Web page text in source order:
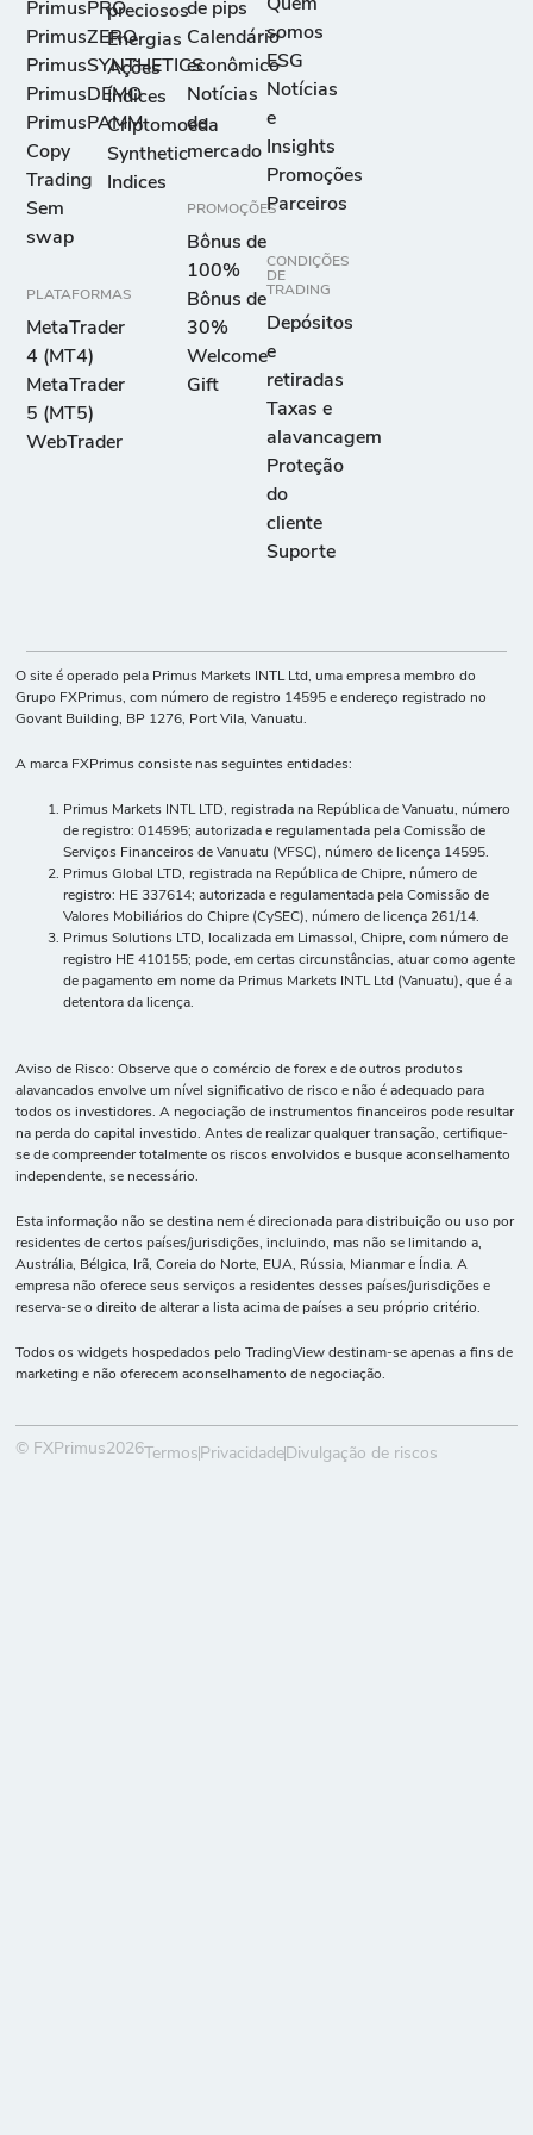
USD/JPY
Dólar dos EUA
x Iene Japonês
3 22
USD/ZAR
Dólar dos EUA
x Rand Sul-
Africano
5
PrimusPRO
PrimusZERO
PrimusSYNTHETICS
PrimusDEMO
PrimusPAMM
Copy
Trading
Sem
swap
PLATAFORMAS
MetaTrader
4 (MT4)
MetaTrader
5 (MT5)
WebTrader
preciosos
Energias
Ações
Índices
Criptomoeda
Synthetic
Indices
de pips
Calendário
econômico
Notícias
de
mercado
PROMOÇÕES
Bônus de
100%
Bônus de
30%
Welcome
Gift
Quem
somos
ESG
Notícias
e
Insights
Promoções
Parceiros
CONDIÇÕES
DE
TRADING
Depósitos
e
retiradas
Taxas e
alavancagem
Proteção
do
cliente
Suporte
O site é operado pela Primus Markets INTL Ltd, uma empresa membro do
Grupo FXPrimus, com número de registro 14595 e endereço registrado no
Govant Building, BP 1276, Port Vila, Vanuatu.
A marca FXPrimus consiste nas seguintes entidades:
Primus Markets INTL LTD, registrada na República de Vanuatu, número
de registro: 014595; autorizada e regulamentada pela Comissão de
Serviços Financeiros de Vanuatu (VFSC), número de licença 14595.
Primus Global LTD, registrada na República de Chipre, número de
registro: HE 337614; autorizada e regulamentada pela Comissão de
Valores Mobiliários do Chipre (CySEC), número de licença 261/14.
Primus Solutions LTD, localizada em Limassol, Chipre, com número de
registro HE 410155; pode, em certas circunstâncias, atuar como agente
de pagamento em nome da Primus Markets INTL Ltd (Vanuatu), que é a
detentora da licença.
Aviso de Risco: Observe que o comércio de forex e de outros produtos
alavancados envolve um nível significativo de risco e não é adequado para
todos os investidores. A negociação de instrumentos financeiros pode resultar
na perda do capital investido. Antes de realizar qualquer transação, certifique-
se de compreender totalmente os riscos envolvidos e busque aconselhamento
independente, se necessário.
Esta informação não se destina nem é direcionada para distribuição ou uso por
residentes de certos países/jurisdições, incluindo, mas não se limitando a,
Austrália, Bélgica, Irã, Coreia do Norte, EUA, Rússia, Mianmar e Índia. A
empresa não oferece seus serviços a residentes desses países/jurisdições e
reserva-se o direito de alterar a lista acima de países a seu próprio critério.
Todos os widgets hospedados pelo TradingView destinam-se apenas a fins de
marketing e não oferecem aconselhamento de negociação.
© FXPrimus2026Termos Privacidade Divulgação de riscos